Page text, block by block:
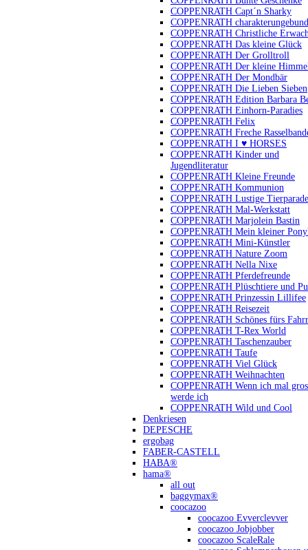
COPPENRATH Capt´n Sharky
COPPENRATH
COPPENRATH Christliche
COPPENRATH Das kleine Glück
COPPENRATH Der Grolltroll
COPPENRATH Der kleine
COPPENRATH Der Mondbär
COPPENRATH Die Lieben Sieben
COPPENRATH Edition Barbara
COPPENRATH Einhorn-Paradies
COPPENRATH Felix
COPPENRATH Freche
COPPENRATH I ♥ HORSES
COPPENRATH Kinder und
Jugendliteratur
COPPENRATH Kleine Freunde
COPPENRATH Kommunion
COPPENRATH Lustige Tierparade
COPPENRATH Mal-Werkstatt
COPPENRATH Marjolein Bastin
COPPENRATH Mein kleiner
COPPENRATH Mini-Künstler
COPPENRATH Nature Zoom
COPPENRATH Nella Nixe
COPPENRATH Pferdefreunde
COPPENRATH Plüschtiere und
COPPENRATH Prinzessin Lillifee
COPPENRATH Reisezeit
COPPENRATH Schönes fürs
COPPENRATH T-Rex World
COPPENRATH Taschenzauber
COPPENRATH Taufe
COPPENRATH Viel Glück
COPPENRATH Weihnachten
COPPENRATH Wenn ich mal
werde ich
COPPENRATH Wild und Cool
Denkriesen
DEPESCHE
ergobag
FABER-CASTELL
HABA®
hama®
all out
baggymax®
coocazoo
coocazoo Evverclevver
coocazoo Jobjobber
coocazoo ScaleRale